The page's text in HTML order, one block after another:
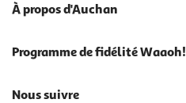
À propos d'Auchan
Programme de fidélité Waaoh!
Nous suivre